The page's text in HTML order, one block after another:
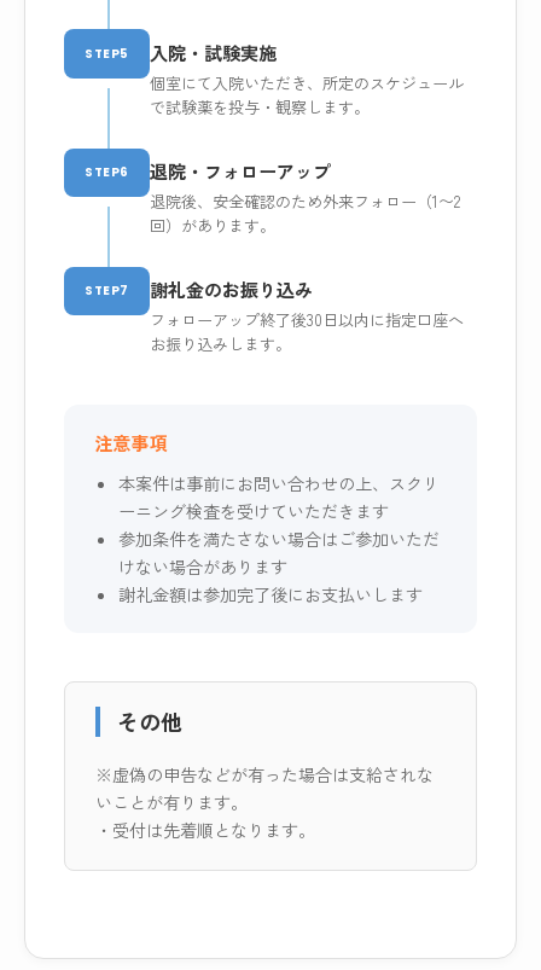
STEP5 入院・試験実施
個室にて入院いただき、所定のスケジュール
で試験薬を投与・観察します。
STEP6 退院・フォローアップ
退院後、安全確認のため外来フォロー（1〜2
回）があります。
STEP7 謝礼金のお振り込み
フォローアップ終了後30日以内に指定口座へ
お振り込みします。
注意事項
本案件は事前にお問い合わせの上、スクリ
ーニング検査を受けていただきます
参加条件を満たさない場合はご参加いただ
けない場合があります
謝礼金額は参加完了後にお支払いします
その他
※虚偽の申告などが有った場合は支給されな
いことが有ります。
・受付は先着順となります。